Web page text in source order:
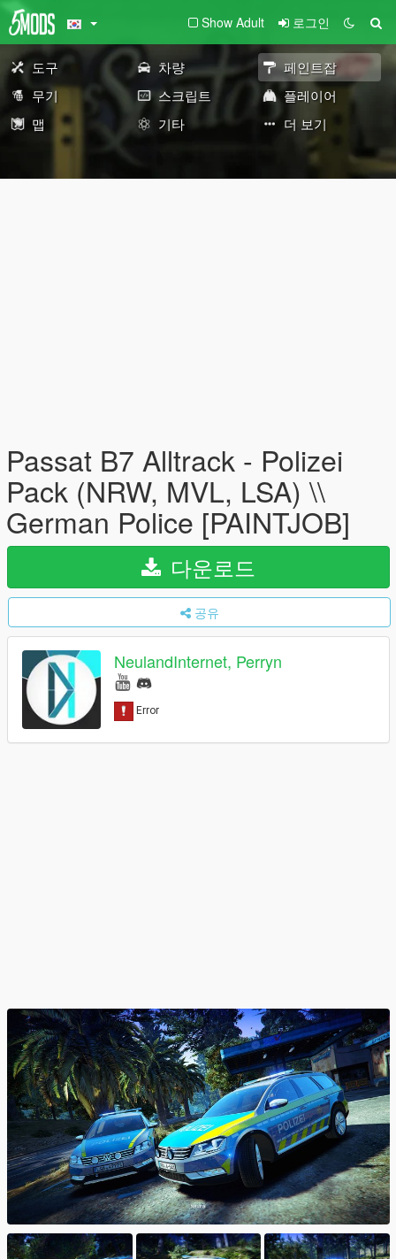
Show Adult 로그인
도구 차량
페인트잡
무기
스크립트
플레이어
맵
기타 더 보기
Passat B7 Alltrack - Polizei
Pack (NRW, MVL, LSA) \\
German Police [PAINTJOB]
다운로드
공유
NeulandInternet, Perryn